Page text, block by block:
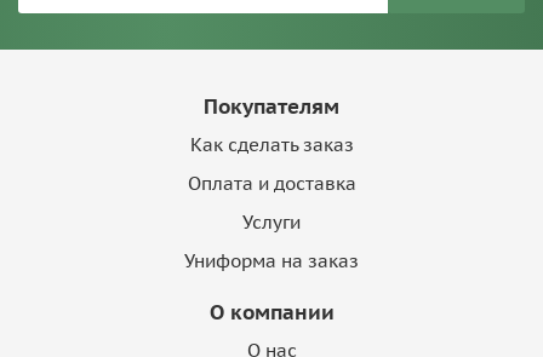
Покупателям
Как сделать заказ
Оплата и доставка
Услуги
Униформа на заказ
О компании
О нас